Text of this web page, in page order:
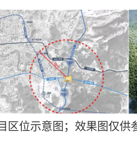
区位示意图；效果图仅